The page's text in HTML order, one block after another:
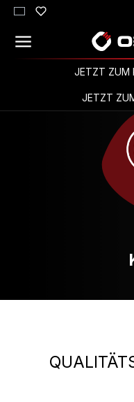
Zum Hauptinhalt
JETZT ZUM
JETZT